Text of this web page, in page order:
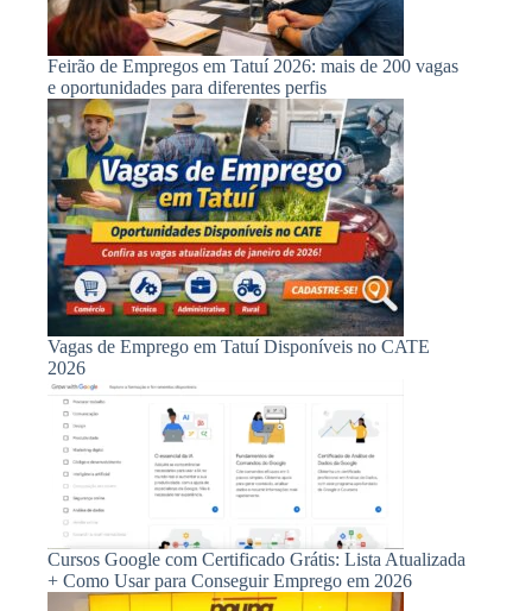
Feirão de Empregos em Tatuí 2026: mais de 200 vagas
e oportunidades para diferentes perfis
Vagas de Emprego em Tatuí Disponíveis no CATE
2026
Cursos Google com Certificado Grátis: Lista Atualizada
+ Como Usar para Conseguir Emprego em 2026